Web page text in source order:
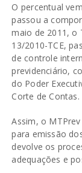
O percentual
passou a
maio de 2011, o
13/2010-TCE,
de controle
previdenciário,
do Poder
Corte de Contas.
Assim, o
para emissão
devolve os
adequações e